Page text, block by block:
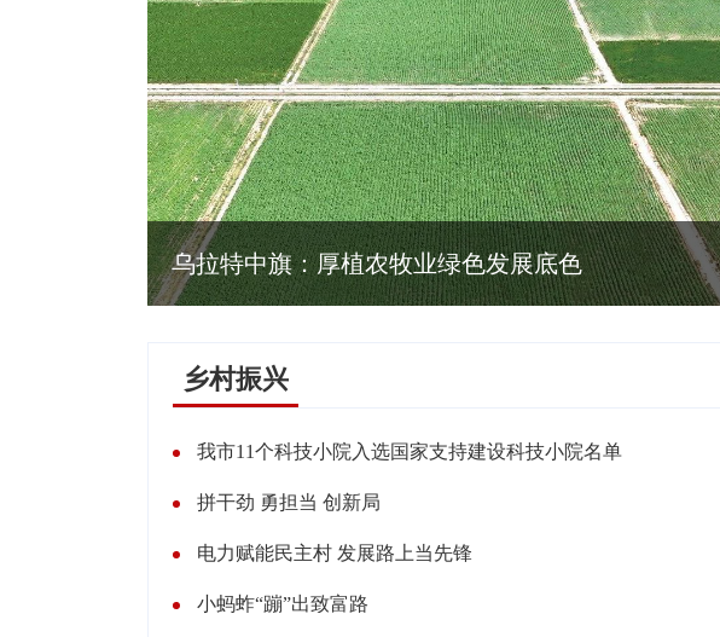
乌拉特中旗：厚植农牧业绿色发展底色
乡村振兴
我市11个科技小院入选国家支持建设科技小院名单
拼干劲 勇担当 创新局
电力赋能民主村 发展路上当先锋
小蚂蚱“蹦”出致富路